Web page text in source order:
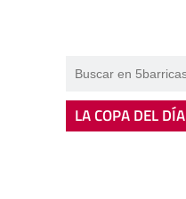
LA COPA DEL DÍA